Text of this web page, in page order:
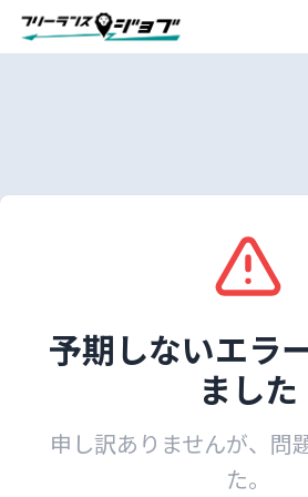
予期しないエラ
ました
申し訳ありませんが、問
た。